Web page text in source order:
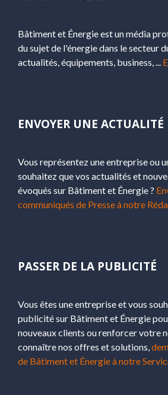
Bâtiment et Énergie est un média
du sujet de l'énergie dans le secteur
actualités, équipements, business, ...
ENVOYER UNE ACTUALITÉ
Vous représentez une entreprise ou
souhaitez que vos actualités et
évoqués sur Bâtiment et Énergie ?
communiqués de Presse à notre
PASSER DE LA PUBLICITÉ
Vous êtes une entreprise et vous
publicité sur Bâtiment et Énergie
nouveaux clients ou renforcer votre
connaître nos offres et solutions,
de Bâtiment et Énergie à notre